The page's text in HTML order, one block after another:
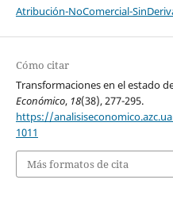
Atribución-NoComercial-
Cómo citar
Transformaciones en el estado
Económico, 18(38), 277-295.
https://
1011
Más formatos de cita